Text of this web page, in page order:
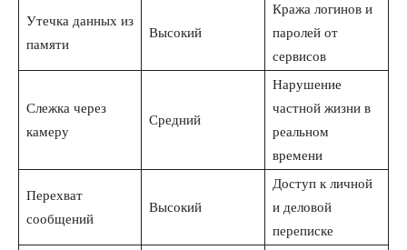
Утечка данных из
памяти
Высокий
Кража логинов и
паролей от
сервисов
Слежка через
камеру
Средний
Нарушение
частной жизни в
реальном
времени
Перехват
сообщений
Высокий
Доступ к личной
и деловой
переписке